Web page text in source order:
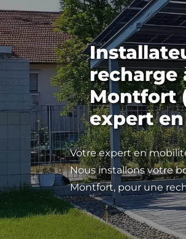
recharge
Montfort
expert
Votre expert en
Nous installons votre
Montfort, pour une